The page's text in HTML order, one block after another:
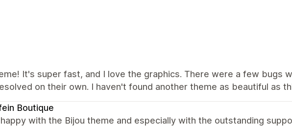
It's super fast, and I love the graphics. There were a few bugs
on their own. I haven't found another theme as beautiful as
Boutique
with the Bijou theme and especially with the outstanding